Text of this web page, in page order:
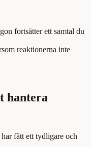
fortsätter ett samtal du
reaktionerna inte
hantera
fått ett tydligare och